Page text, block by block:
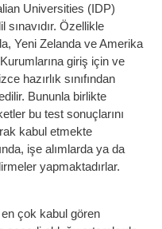
Universities (IDP)
sınavıdır. Özellikle
Yeni Zelanda ve Amerika
giriş için ve
hazırlık sınıfından
Bununla birlikte
bu test sonuçlarını
kabul etmekte
işe alımlarda ya da
yapmaktadırlar.
çok kabul gören